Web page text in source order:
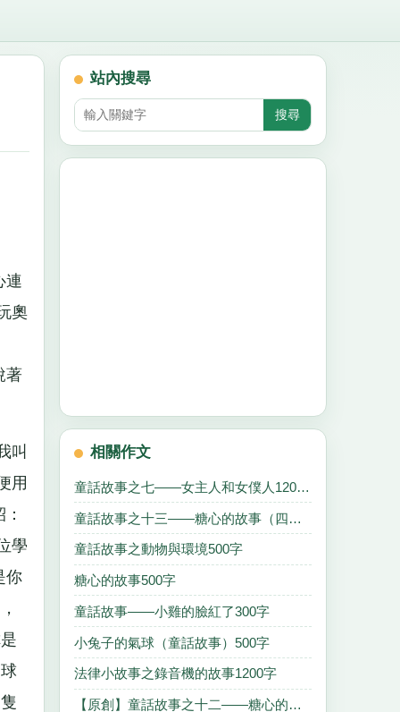
連
奧
著
叫
用
學
你
站內搜尋
相關作文
童話故事之七——女主人和女僕人1200字
童話故事之十三——糖心的故事（四）100字
童話故事之動物與環境500字
糖心的故事500字
童話故事——小雞的臉紅了300字
小兔子的氣球（童話故事）500字
法律小故事之錄音機的故事1200字
【原創】童話故事之十二——糖心的故事（三）600字